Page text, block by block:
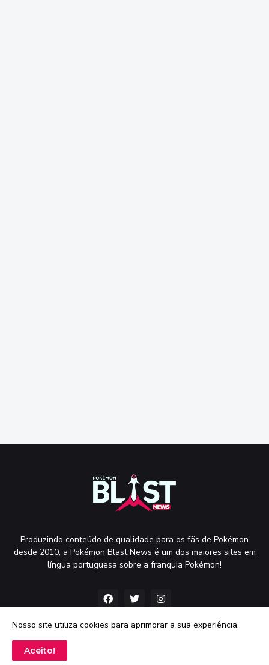
Produzindo conteúdo de qualidade para os fãs de Pokémon
desde 2010, a Pokémon Blast News é um dos maiores sites em
língua portuguesa sobre a franquia Pokémon!
Nosso site utiliza cookies para aprimorar a sua experiência.
Aceito!